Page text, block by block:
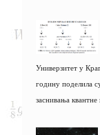
Универзитет у
годину поделила
заснивања